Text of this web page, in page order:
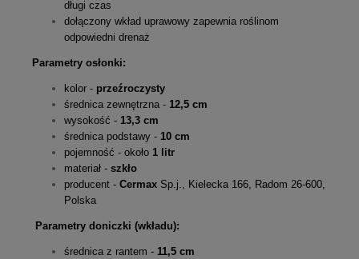
długi czas
dołączony wkład uprawowy zapewnia roślinom
odpowiedni drenaż
Parametry osłonki:
kolor - przeźroczysty
średnica zewnętrzna - 12,5 cm
wysokość - 13,3 cm
średnica podstawy - 10 cm
pojemność - około 1 litr
materiał - szkło
producent - Cermax Sp.j., Kielecka 166, Radom 26-600,
Polska
Parametry doniczki (wkładu):
średnica z rantem - 11,5 cm